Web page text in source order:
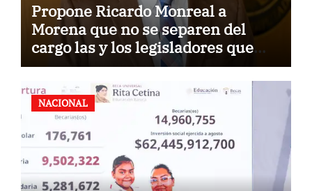
Propone Ricardo Monreal a
Morena que no se separen del
cargo las y los legisladores que
quieren reelegirse
NACIONAL